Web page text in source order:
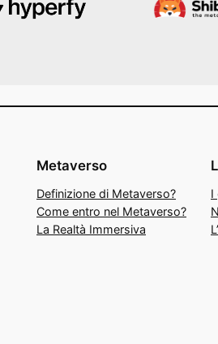
Metaverso
Definizione di Metaverso?
Come entro nel Metaverso?
La Realtà Immersiva
I